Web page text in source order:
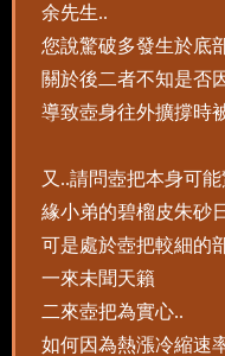
余先生..
您說驚破多發生於底
關於後二者不知是否
導致壺身往外擴撐時
又..請問壺把本身可
緣小弟的碧榴皮朱砂
可是處於壺把較細的
一來未聞天籟
二來壺把為實心..
如何因為熱漲冷縮速